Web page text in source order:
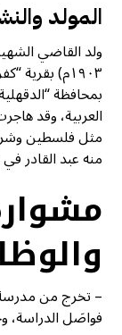
المولد
١٩٠٣م)
بمحافظة
العربية، وقد
مثل فلسطين وشرق
منه عبد القادر
– تخرج من مدرسة
فواصَل الدراسة،